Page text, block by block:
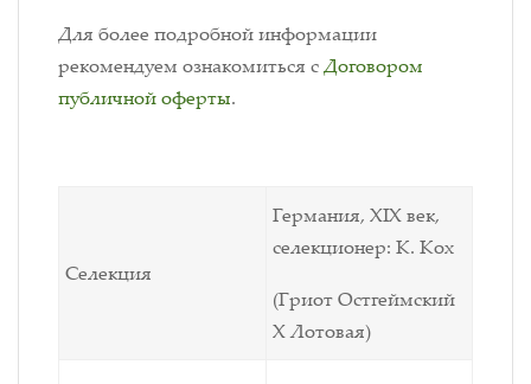
Для более подробной информации
рекомендуем ознакомиться сДоговором
публичной оферты.
Селекция
Германия, XIX век,
селекционер: К. Кох
(Гриот Остгеймский
Х Лотовая)